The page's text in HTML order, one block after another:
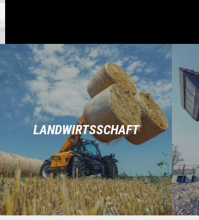
LANDWIRTSSCHAFT